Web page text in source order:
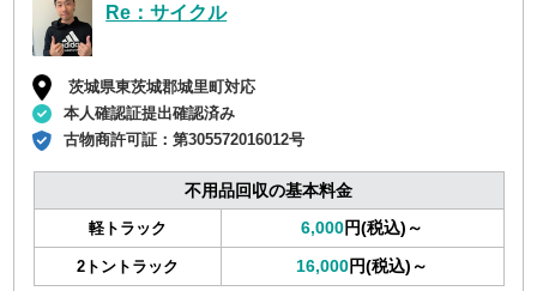
Re：サイクル
茨城県東茨城郡城里町対応
本人確認証提出確認済み
古物商許可証：第305572016012号
不用品回収の基本料金
軽トラック 6,000円(税込)～
2トントラック 16,000円(税込)～